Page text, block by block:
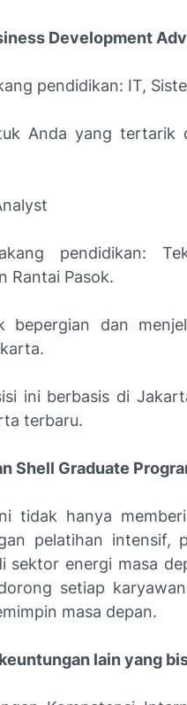
Development
pendidikan: IT,
Anda yang tertarik
pendidikan:
Rantai Pasok.
bepergian dan
ini berbasis di
terbaru.
Shell Graduate
tidak hanya
pelatihan intensif,
sektor energi masa
setiap
masa depan.
lain yang